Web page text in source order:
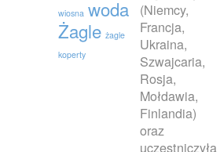
wiosna woda
Żagle żagle
koperty
(Niemcy,
Francja,
Ukraina,
Szwajcaria,
Rosja,
Mołdawia,
Finlandia)
oraz
uczestniczyła